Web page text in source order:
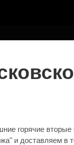
горячие
и доставляем в